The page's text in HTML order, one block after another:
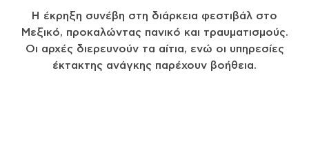
Η έκρηξη συνέβη στη διάρκεια φεστιβάλ στο
Μεξικό, προκαλώντας πανικό και τραυματισμούς.
Οι αρχές διερευνούν τα αίτια, ενώ οι υπηρεσίες
έκτακτης ανάγκης παρέχουν βοήθεια.